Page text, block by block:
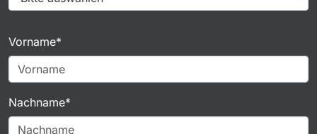
Vorname*
Nachname*